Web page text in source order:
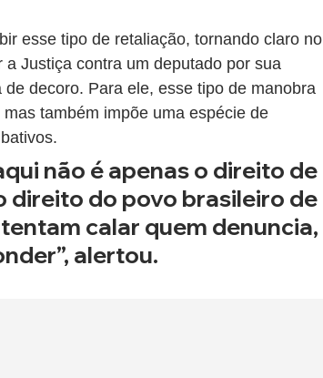
esse tipo de retaliação, tornando claro no
Justiça contra um deputado por sua
decoro. Para ele, esse tipo de manobra
também impõe uma espécie de
direito do povo brasileiro de
calar quem denuncia,
alertou.